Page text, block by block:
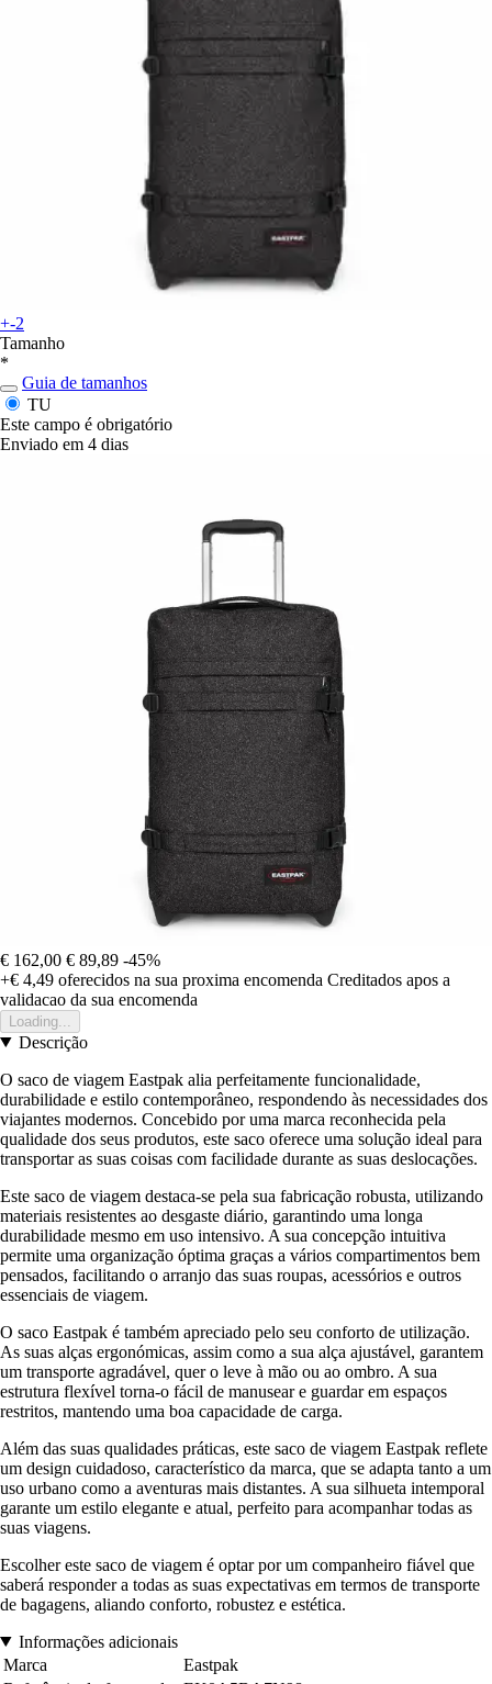
+-2
Tamanho
*
Guia de tamanhos
TU
Este campo é obrigatório
Enviado em 4 dias
€ 162,00 € 89,89 -45%
+€ 4,49 oferecidos na sua proxima encomenda Creditados apos a
validacao da sua encomenda
Loading...
Descrição
O saco de viagem Eastpak alia perfeitamente funcionalidade,
durabilidade e estilo contemporâneo, respondendo às necessidades dos
viajantes modernos. Concebido por uma marca reconhecida pela
qualidade dos seus produtos, este saco oferece uma solução ideal para
transportar as suas coisas com facilidade durante as suas deslocações.
Este saco de viagem destaca-se pela sua fabricação robusta, utilizando
materiais resistentes ao desgaste diário, garantindo uma longa
durabilidade mesmo em uso intensivo. A sua concepção intuitiva
permite uma organização óptima graças a vários compartimentos bem
pensados, facilitando o arranjo das suas roupas, acessórios e outros
essenciais de viagem.
O saco Eastpak é também apreciado pelo seu conforto de utilização.
As suas alças ergonómicas, assim como a sua alça ajustável, garantem
um transporte agradável, quer o leve à mão ou ao ombro. A sua
estrutura flexível torna-o fácil de manusear e guardar em espaços
restritos, mantendo uma boa capacidade de carga.
Além das suas qualidades práticas, este saco de viagem Eastpak reflete
um design cuidadoso, característico da marca, que se adapta tanto a um
uso urbano como a aventuras mais distantes. A sua silhueta intemporal
garante um estilo elegante e atual, perfeito para acompanhar todas as
suas viagens.
Escolher este saco de viagem é optar por um companheiro fiável que
saberá responder a todas as suas expectativas em termos de transporte
de bagagens, aliando conforto, robustez e estética.
Informações adicionais
Marca
Eastpak